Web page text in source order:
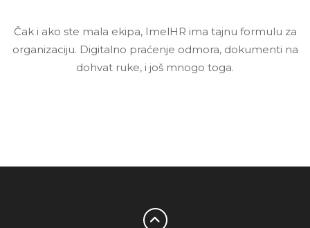
Čak i ako ste mala ekipa, ImelHR ima tajnu formulu za
organizaciju. Digitalno praćenje odmora, dokumenti na
dohvat ruke, i još mnogo toga.